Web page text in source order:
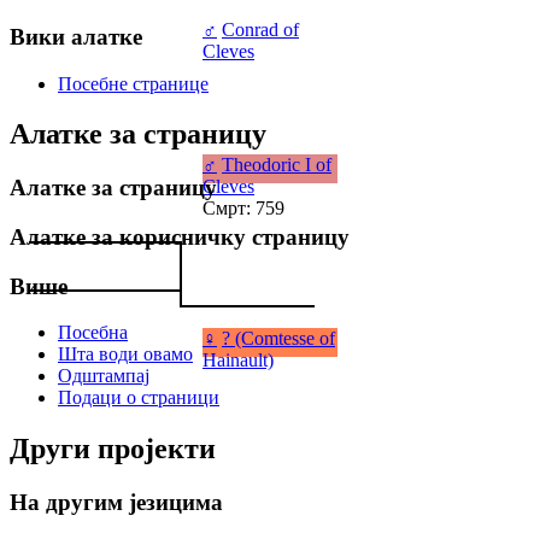
♂ Conrad of
Cleves
♂ Theodoric I of
Cleves
Смрт: 759
♀ ? (Comtesse of
Hainault)
Вики алатке
Посебне странице
Алатке за страницу
Алатке за страницу
Алатке за корисничку страницу
Више
Посебна
Шта води овамо
Одштампај
Подаци о страници
Други пројекти
На другим језицима